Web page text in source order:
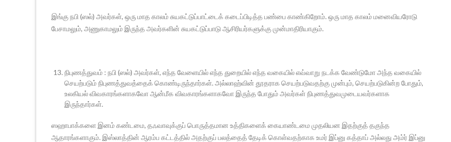
இங்கு நபி (ஸல்) அவர்கள், ஒரு மாத காலம் சுயகட்டுப்பாட்டைக் கடைப்பிடித்த பண்பை காண்கிறோம். ஒரு மாத காலம் மனைவியரோடு
பேசாமலும், அணுகாமலும் இருந்த அவர்களின் சுயகட்டுப்பாடு ஆசிரியர்களுக்கு முன்மாதிரியாகும்.
நிபுணத்துவம் : நபி (ஸல்) அவர்கள், எந்த வேளையில் எந்த துறையில் எந்த வகையில் எவ்வாறு நடக்க வேண்டுமோ அந்த வகையில்
செயற்படும் நிபுணத்துவத்தைக் கொண்டிருந்தார்கள். அல்லாஹ்வின் தூதராக செயற்படுவதற்கு முன்பும், செயற்படுகின்ற போதும்,
உலகியல் விவகாரங்களாகவோ ஆன்மீக விவகாரங்களாகவோ இருந்த போதும் அவர்கள் நிபுணத்துவமுடையவர்களாக
இருந்தார்கள்.
ஸஹாபாக்களை இனம் கண்டமை, தஃவாவுக்குப் பொருத்தமான உத்திகளைக் கையாண்டமை முதலியன இதற்குத் தகுந்த
ஆதாரங்களாகும். இஸ்லாத்தின் ஆரம்ப கட்டத்தில் அதற்குப் பலத்தைத் தேடிக் கொள்வதற்காக உமர் இப்னு கத்தாப் அல்லது அம்ர் இப்னு